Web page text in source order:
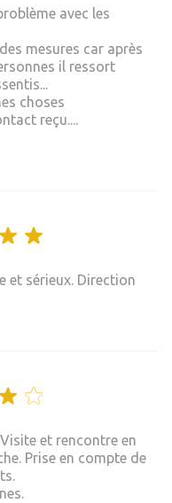
avec les
mesures car après
il ressort
choses
reçu....
et sérieux. Direction
et rencontre en
Prise en compte de